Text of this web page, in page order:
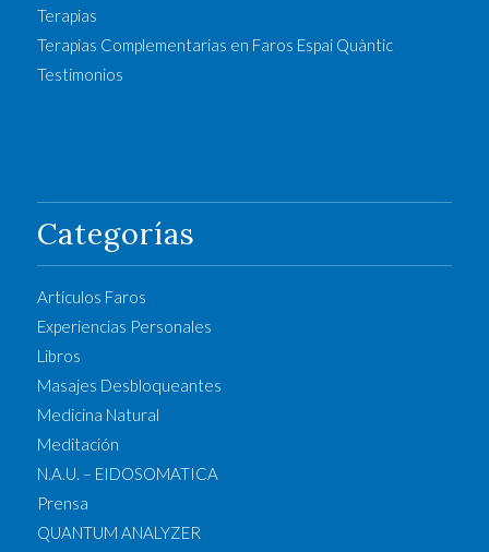
Terapias
Terapias Complementarias en Faros Espai Quàntic
Testimonios
Categorías
Artículos Faros
Experiencias Personales
Libros
Masajes Desbloqueantes
Medicina Natural
Meditación
N.A.U. – EIDOSOMATICA
Prensa
QUANTUM ANALYZER